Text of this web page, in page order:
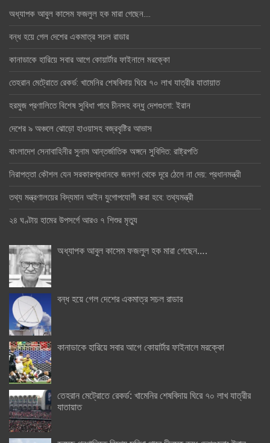
অধ্যাপক আবুল কাসেম ফজলুল হক মারা গেছেন….
বন্ধ হয়ে গেল দেশের একমাত্র সচল রাডার
কানাডাকে হারিয়ে সবার আগে কোয়ার্টার ফাইনালে মরক্কো
তেহরান মেট্রোতে রেকর্ড: খামেনির শেষবিদায় ঘিরে ৭০ লাখ যাত্রীর যাতায়াত
হরমুজ প্রণালিতে বিশেষ সুবিধা পাবে চীনসহ বন্ধু দেশগুলো: ইরান
দেশের ৯ অঞ্চলে ঝোড়ো হাওয়াসহ বজ্রবৃষ্টির আভাস
বাংলাদেশ সেনাবাহিনীর সুনাম আন্তর্জাতিক অঙ্গনে সুবিদিত: রাষ্ট্রপতি
নিরাপত্তা কৌশল যেন সরকারপ্রধানকে জনগণ থেকে দূরে ঠেলে না দেয়: প্রধানমন্ত্রী
তথ্য মন্ত্রণালয়ের বিদ্যমান আইন যুগোপযোগী করা হবে: তথ্যমন্ত্রী
২৪ ঘণ্টায় হামের উপসর্গে আরও ৭ শিশুর মৃত্যু
অধ্যাপক আবুল কাসেম ফজলুল হক মারা গেছেন….
বন্ধ হয়ে গেল দেশের একমাত্র সচল রাডার
কানাডাকে হারিয়ে সবার আগে কোয়ার্টার ফাইনালে মরক্কো
তেহরান মেট্রোতে রেকর্ড: খামেনির শেষবিদায় ঘিরে ৭০ লাখ যাত্রীর
যাতায়াত